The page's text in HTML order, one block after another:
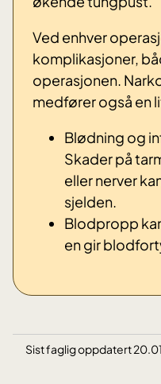
Ved enhver
komplikasjoner,
operasjonen.
medfører også en
Blødning og
Skader på
eller nerver
sjelden.
Blodpropp
en gir
Sist faglig oppdatert